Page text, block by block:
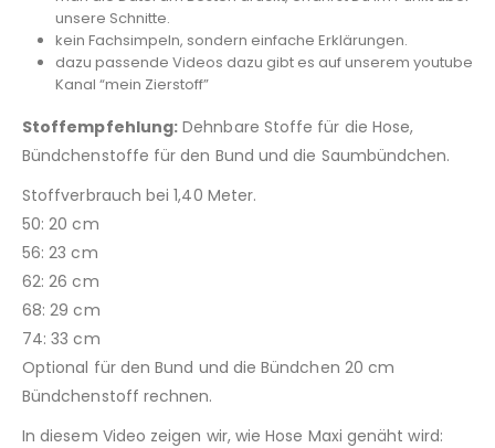
unsere Schnitte.
kein Fachsimpeln, sondern einfache Erklärungen.
dazu passende Videos dazu gibt es auf unserem youtube
Kanal “mein Zierstoff”
Stoffempfehlung: Dehnbare Stoffe für die Hose,
Bündchenstoffe für den Bund und die Saumbündchen.
Stoffverbrauch bei 1,40 Meter.
50: 20 cm
56: 23 cm
62: 26 cm
68: 29 cm
74: 33 cm
Optional für den Bund und die Bündchen 20 cm
Bündchenstoff rechnen.
In diesem Video zeigen wir, wie Hose Maxi genäht wird: